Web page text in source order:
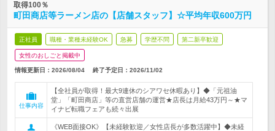
取得100％
町田商店等ラーメン店の【店舗スタッフ】☆平均年収600万円
正社員 職種・業種未経験OK 急募 学歴不問 第二新卒歓迎
女性のおしごと掲載中
情報更新日：2026/08/04 終了予定日： 2026/11/02
仕事内容
【全社員が取得！最大9連休のシアワセ休暇あり】◆「元祖油
堂」「町田商店」等の直営店舗の運営★店長は月給43万円～★マ
イナビ転職フェアも続々出展
《WEB面接OK》【未経験歓迎／女性店長が多数活躍中】◆未経